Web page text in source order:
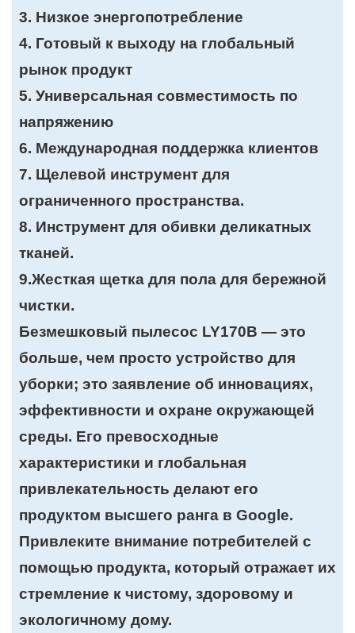
3. Низкое энергопотребление
4. Готовый к выходу на глобальный
рынок продукт
5. Универсальная совместимость по
напряжению
6. Международная поддержка клиентов
7. Щелевой инструмент для
ограниченного пространства.
8. Инструмент для обивки деликатных
тканей.
9.Жесткая щетка для пола для бережной
чистки.
Безмешковый пылесос LY170B — это
больше, чем просто устройство для
уборки; это заявление об инновациях,
эффективности и охране окружающей
среды. Его превосходные
характеристики и глобальная
привлекательность делают его
продуктом высшего ранга в Google.
Привлеките внимание потребителей с
помощью продукта, который отражает их
стремление к чистому, здоровому и
экологичному дому.